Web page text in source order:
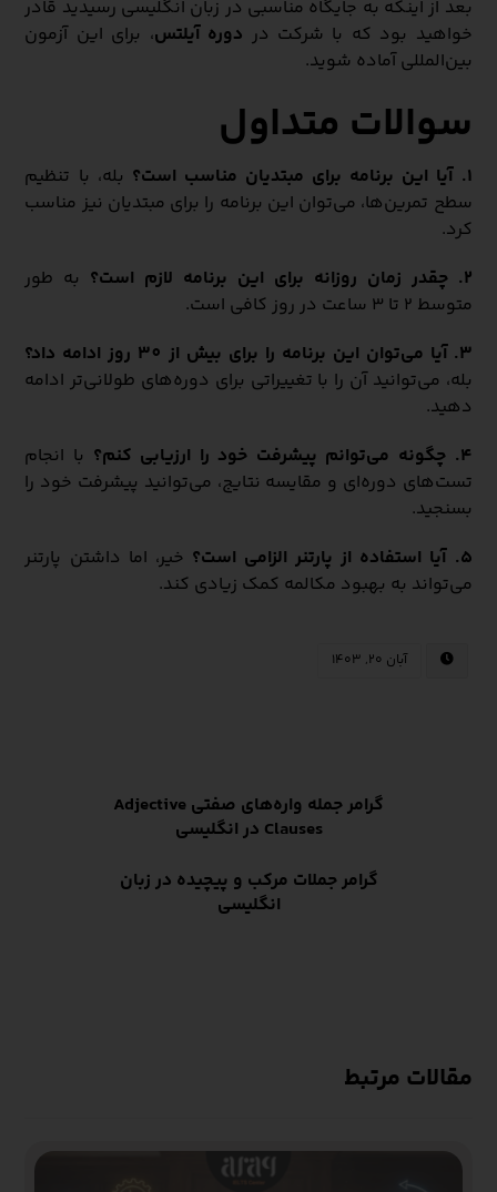
بعد از اینکه به جایگاه مناسبی در زبان انگلیسی رسیدید قادر
خواهید بود که با شرکت در دوره آیلتس، برای این آزمون
بین‌المللی آماده شوید.
سوالات متداول
۱. آیا این برنامه برای مبتدیان مناسب است؟
بله، با تنظیم
سطح تمرین‌ها، می‌توان این برنامه را برای مبتدیان نیز مناسب
کرد.
۲. چقدر زمان روزانه برای این برنامه لازم است؟
به طور
متوسط 2 تا 3 ساعت در روز کافی است.
۳. آیا می‌توان این برنامه را برای بیش از 30 روز ادامه داد؟
بله، می‌توانید آن را با تغییراتی برای دوره‌های طولانی‌تر ادامه
دهید.
۴. چگونه می‌توانم پیشرفت خود را ارزیابی کنم؟
با انجام
تست‌های دوره‌ای و مقایسه نتایج، می‌توانید پیشرفت خود را
بسنجید.
۵. آیا استفاده از پارتنر الزامی است؟
خیر، اما داشتن پارتنر
می‌تواند به بهبود مکالمه کمک زیادی کند.
آبان ۲۰, ۱۴۰۳
گرامر جمله واره‌های صفتی Adjective
Clauses در انگلیسی
گرامر جملات مرکب و پیچیده در زبان
انگلیسی
مقالات مرتبط